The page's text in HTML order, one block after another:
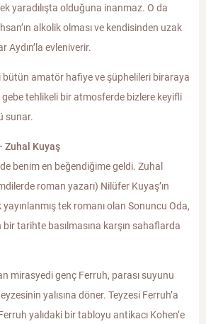
yaradılışta olduğuna inanmaz. O da
alkolik olması ve kendisinden uzak
Aydın’la evleniverir.
bütün amatör hafiye ve şüphelileri biraraya
tehlikeli bir atmosferde bizlere keyifli
sunar.
Zuhal Kuyaş
benim en beğendiğime geldi. Zuhal
roman yazarı) Nilüfer Kuyaş’ın
tek romanı olan Sonuncu Oda,
bir tarihte basılmasına karşın sahaflarda
mirasyedi genç Ferruh, parası suyunu
yalısına döner. Teyzesi Ferruh’a
yalıdaki bir tabloyu antikacı Kohen’e